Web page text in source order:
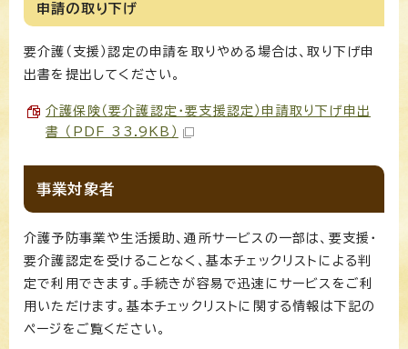
申請の取り下げ
要介護（支援）認定の申請を取りやめる場合は、取り下げ申
出書を提出してください。
介護保険（要介護認定・要支援認定）申請取り下げ申出
書 （PDF 33.9KB）
事業対象者
介護予防事業や生活援助、通所サービスの一部は、要支援・
要介護認定を受けることなく、基本チェックリストによる判
定で利用できます。手続きが容易で迅速にサービスをご利
用いただけます。基本チェックリストに関する情報は下記の
ページをご覧ください。